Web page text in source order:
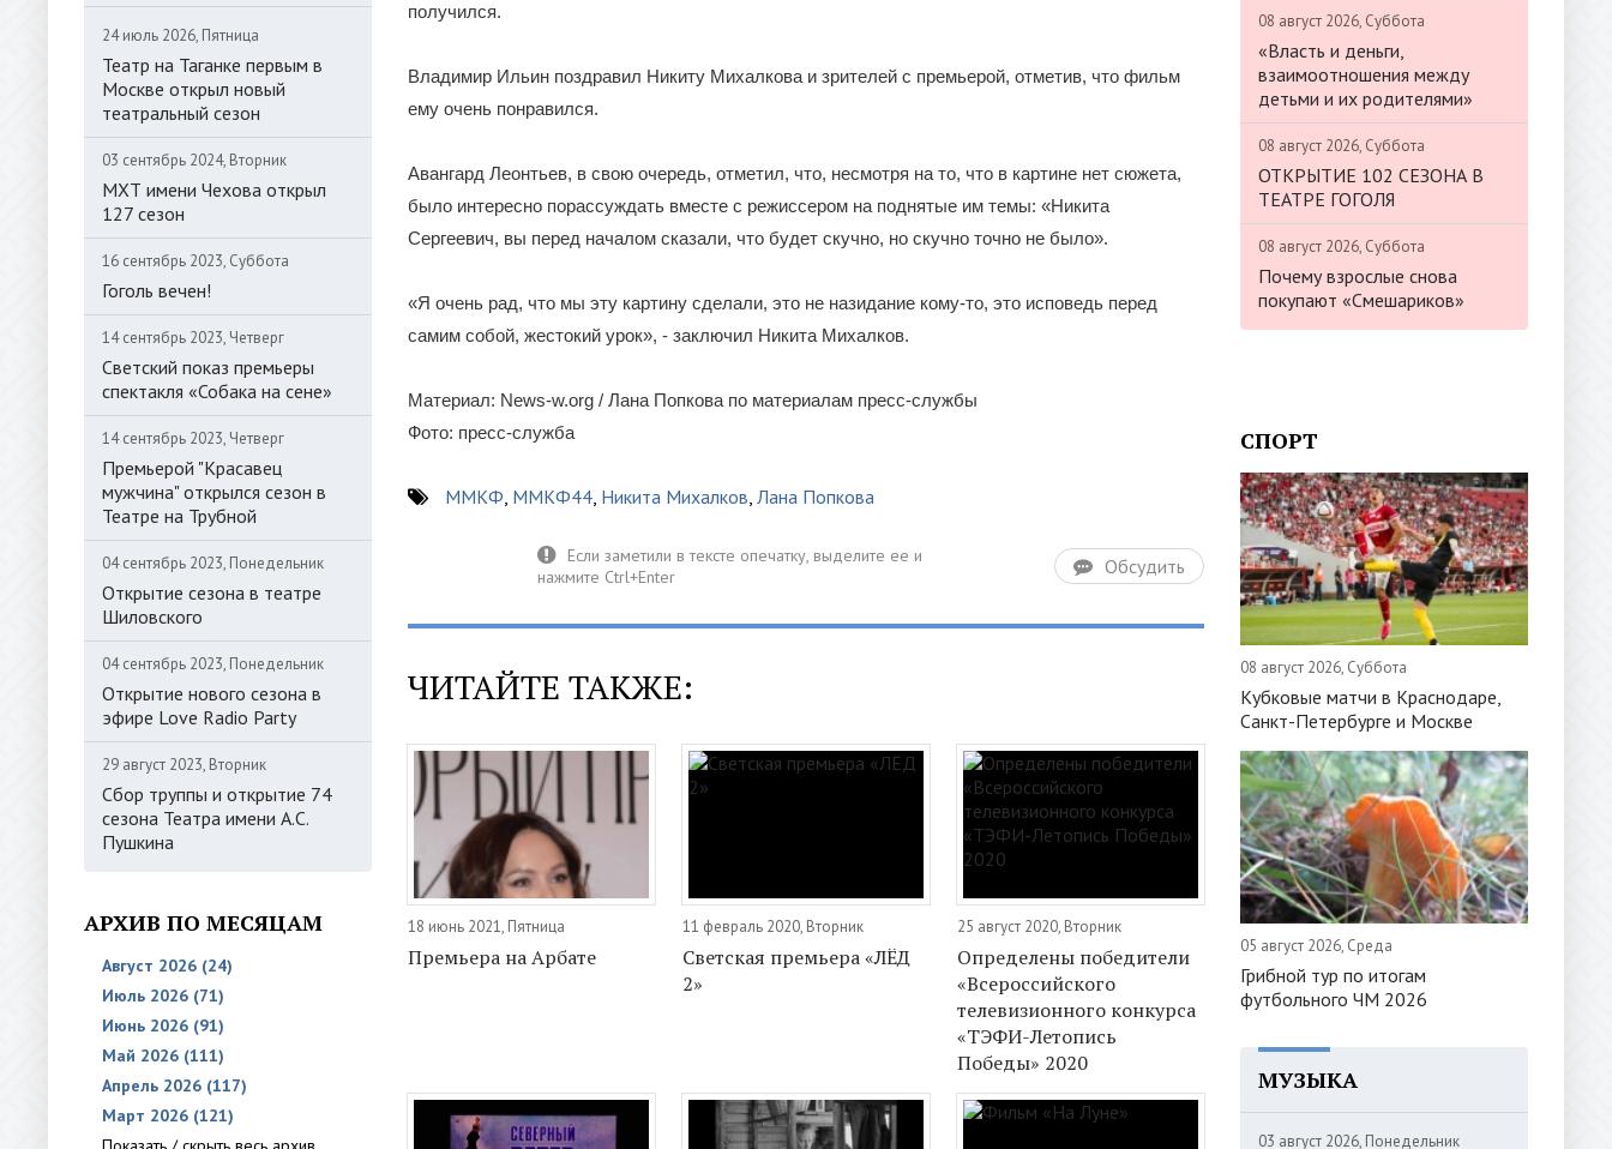
24 июль 2026, Пятница
Театр на Таганке первым в
Москве открыл новый
театральный сезон
03 сентябрь 2024, Вторник
МХТ имени Чехова открыл
127 сезон
16 сентябрь 2023, Суббота
Гоголь вечен!
14 сентябрь 2023, Четверг
Светский показ премьеры
спектакля «Собака на сене»
14 сентябрь 2023, Четверг
Премьерой "Красавец
мужчина" открылся сезон в
Театре на Трубной
04 сентябрь 2023, Понедельник
Открытие сезона в театре
Шиловского
04 сентябрь 2023, Понедельник
Открытие нового сезона в
эфире Love Radio Party
29 август 2023, Вторник
Сбор труппы и открытие 74
сезона Театра имени А.С.
Пушкина
АРХИВ ПО МЕСЯЦАМ
Август 2026 (24)
Июль 2026 (71)
Июнь 2026 (91)
Май 2026 (111)
Апрель 2026 (117)
Март 2026 (121)
получился.
Владимир Ильин поздравил Никиту Михалкова и зрителей с премьерой, отметив, что фильм
ему очень понравился.
Авангард Леонтьев, в свою очередь, отметил, что, несмотря на то, что в картине нет сюжета,
было интересно порассуждать вместе с режиссером на поднятые им темы: «Никита
Сергеевич, вы перед началом сказали, что будет скучно, но скучно точно не было».
«Я очень рад, что мы эту картину сделали, это не назидание кому-то, это исповедь перед
самим собой, жестокий урок», - заключил Никита Михалков.
Материал: News-w.org / Лана Попкова по материалам пресс-службы
Фото: пресс-служба
ММКФ, ММКФ44, Никита Михалков, Лана Попкова
Обсудить
ЧИТАЙТЕ ТАКЖЕ:
18 июнь 2021, Пятница
Премьера на Арбате
11 февраль 2020, Вторник
Светская премьера «ЛЁД
2»
25 август 2020, Вторник
Определены победители
«Всероссийского
телевизионного конкурса
«ТЭФИ-Летопись
Победы» 2020
08 август 2026, Суббота
«Власть и деньги,
взаимоотношения между
детьми и их родителями»
08 август 2026, Суббота
ОТКРЫТИЕ 102 СЕЗОНА В
ТЕАТРЕ ГОГОЛЯ
08 август 2026, Суббота
Почему взрослые снова
покупают «Смешариков»
СПОРТ
08 август 2026, Суббота
Кубковые матчи в Краснодаре,
Санкт-Петербурге и Москве
05 август 2026, Среда
Грибной тур по итогам
футбольного ЧМ 2026
МУЗЫКА
03 август 2026, Понедельник